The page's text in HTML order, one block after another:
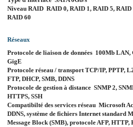
Niveau RAID RAID 0, RAID 1, RAID 5,
RAID 60
Réseaux
Protocole de liaison de données 100Mb LAN,
GigE
Protocole réseau / transport TCP/IP, PPTP,
FTP, DHCP, SMB, DDNS
Protocole de gestion à distance SNMP 2,
HTTPS, SSH
Compatibilté des services réseau Microsoft
DDNS, système de fichiers Internet standard
Message Block (SMB), protocole AFP, HTTP,